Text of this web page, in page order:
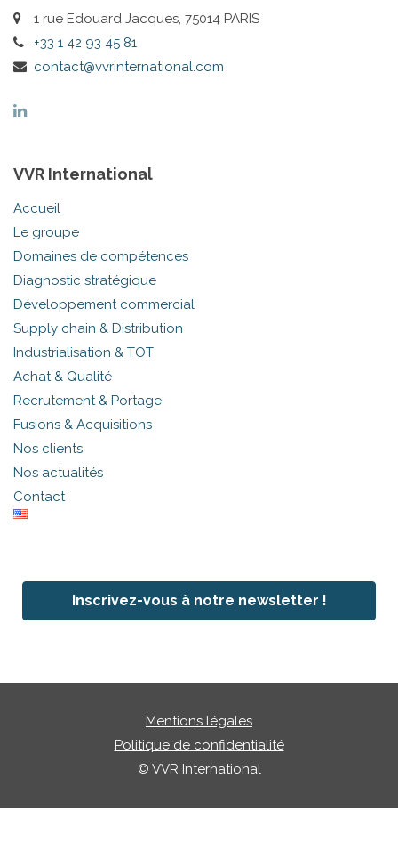
1 rue Edouard Jacques, 75014 PARIS
+33 1 42 93 45 81
contact@vvrinternational.com
VVR International
Accueil
Le groupe
Domaines de compétences
Diagnostic stratégique
Développement commercial
Supply chain & Distribution
Industrialisation & TOT
Achat & Qualité
Recrutement & Portage
Fusions & Acquisitions
Nos clients
Nos actualités
Contact
Inscrivez-vous à notre newsletter !
Mentions légales
Politique de confidentialité
© VVR International